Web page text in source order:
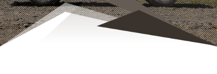
CATALOG カタログ請求
PRIVACY POLICY 個人情報保護方針